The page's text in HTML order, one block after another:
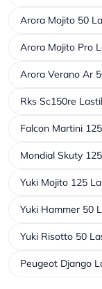
Arora Mojito 50
Arora Mojito Pro
Arora Verano Ar
Rks Sc150re
Falcon Martini
Mondial Skuty
Yuki Mojito 125
Yuki Hammer 50
Yuki Risotto 50
Peugeot Django